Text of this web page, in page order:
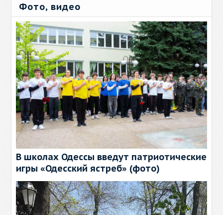
Фото, видео
В школах Одессы введут патриотические
игры «Одесский ястреб» (фото)